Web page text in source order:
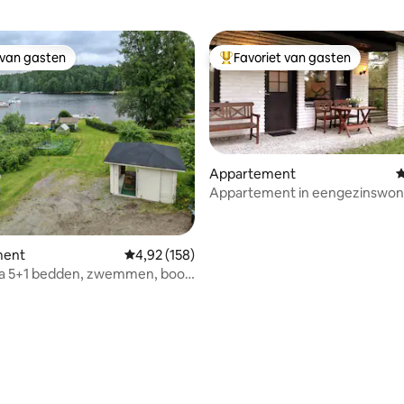
van 4,98 uit 5, 43 recensies
gasten
gasten
Gemiddelde beoordeling van 4,92 uit 5, 158
4,92 (158)
5+1 bedden, zwemmen, boot,
Topfavoriet van gasten
Favoriet van gasten
Appartement
Appartement in